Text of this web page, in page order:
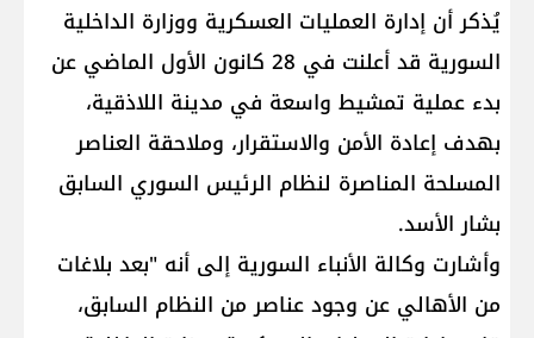
يُذكر أن إدارة العمليات العسكرية ووزارة الداخلية
السورية قد أعلنت في 28 كانون الأول الماضي عن
بدء عملية تمشيط واسعة في مدينة اللاذقية،
بهدف إعادة الأمن والاستقرار، وملاحقة العناصر
المسلحة المناصرة لنظام الرئيس السوري السابق
بشار الأسد.
وأشارت وكالة الأنباء السورية إلى أنه "بعد بلاغات
من الأهالي عن وجود عناصر من النظام السابق،